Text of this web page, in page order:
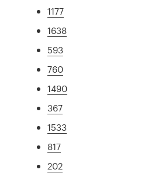
1177
1638
593
760
1490
367
1533
817
202